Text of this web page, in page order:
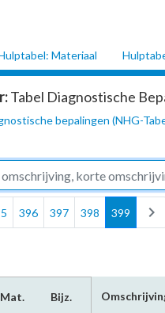
Materiaal
Tabel Diagnostische
bepalingen (NHG-
396 397 398 399 chevron_right
Mat. Bijz.